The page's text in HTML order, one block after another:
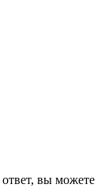
вы можете